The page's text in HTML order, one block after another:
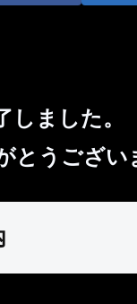
しました。
とうござい